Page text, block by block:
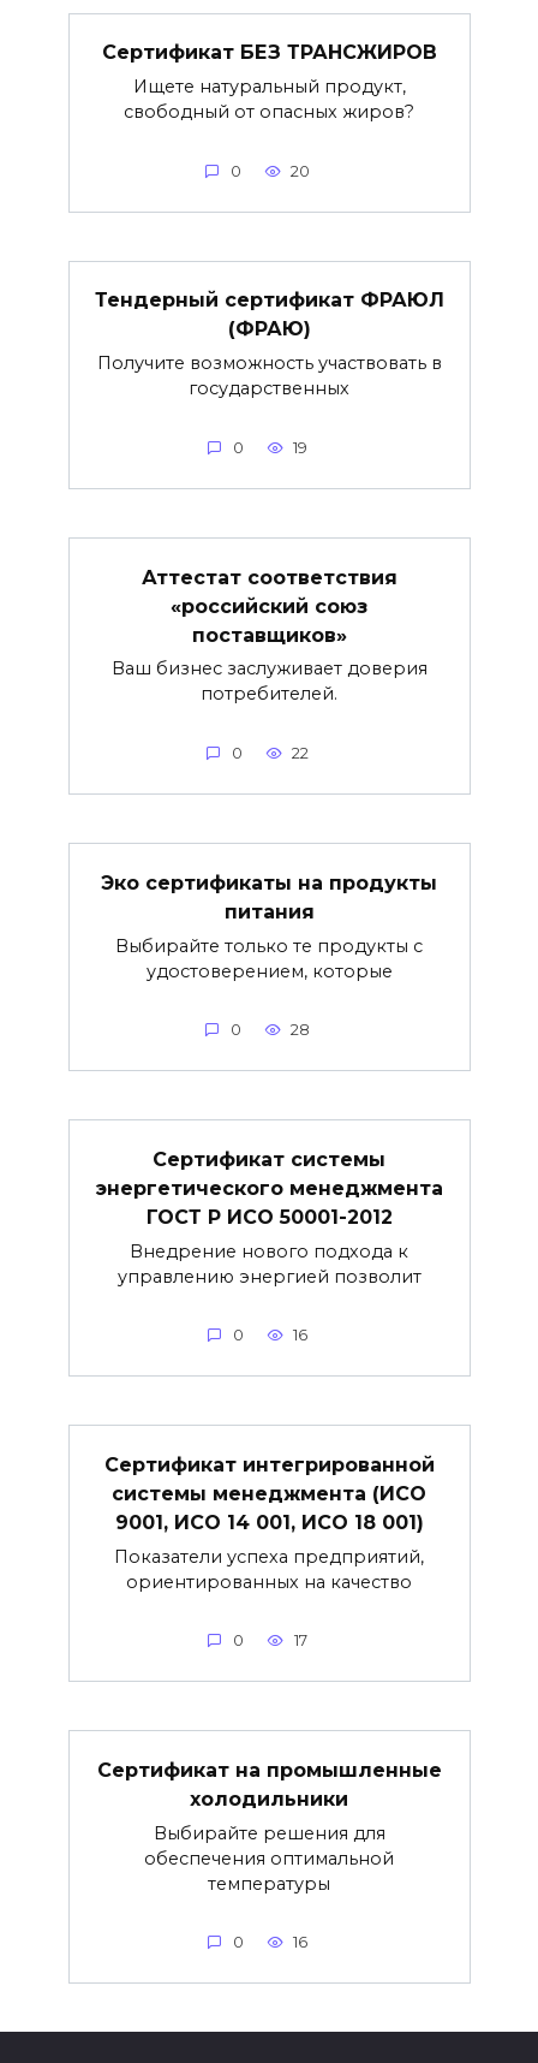
Сертификат БЕЗ ТРАНСЖИРОВ
Ищете натуральный продукт,
свободный от опасных жиров?
0 20
Тендерный сертификат ФРАЮЛ
(ФРАЮ)
Получите возможность участвовать в
государственных
0 19
Аттестат соответствия
«российский союз
поставщиков»
Ваш бизнес заслуживает доверия
потребителей.
0 22
Эко сертификаты на продукты
питания
Выбирайте только те продукты с
удостоверением, которые
0 28
Сертификат системы
энергетического менеджмента
ГОСТ Р ИСО 50001-2012
Внедрение нового подхода к
управлению энергией позволит
0 16
Сертификат интегрированной
системы менеджмента (ИСО
9001, ИСО 14 001, ИСО 18 001)
Показатели успеха предприятий,
ориентированных на качество
0 17
Сертификат на промышленные
холодильники
Выбирайте решения для
обеспечения оптимальной
температуры
0 16